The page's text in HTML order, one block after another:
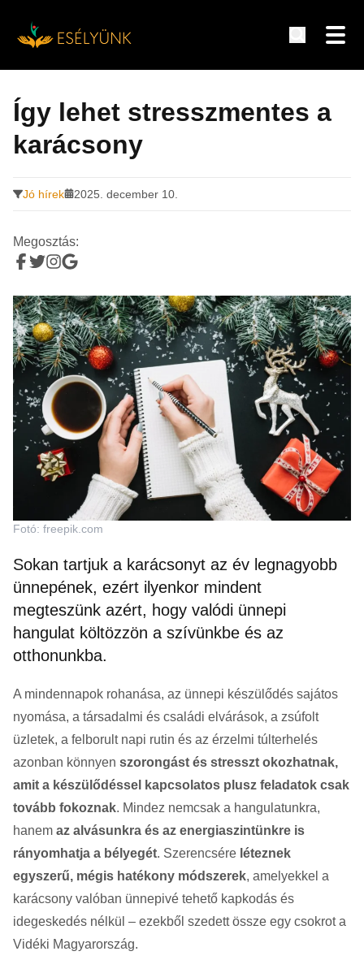
tartalomra
Így lehet stresszmentes a
karácsony
Jó hírek 2025. december 10.
Megosztás:
Fotó: freepik.com
Sokan tartjuk a karácsonyt az év legnagyobb
ünnepének, ezért ilyenkor mindent
megteszünk azért, hogy valódi ünnepi
hangulat költözzön a szívünkbe és az
otthonunkba.
A mindennapok rohanása, az ünnepi készülődés sajátos
nyomása, a társadalmi és családi elvárások, a zsúfolt
üzletek, a felborult napi rutin és az érzelmi túlterhelés
azonban könnyen szorongást és stresszt okozhatnak,
amit a készülődéssel kapcsolatos plusz feladatok csak
tovább fokoznak. Mindez nemcsak a hangulatunkra,
hanem az alvásunkra és az energiaszintünkre is
rányomhatja a bélyegét. Szerencsére léteznek
egyszerű, mégis hatékony módszerek, amelyekkel a
karácsony valóban ünnepivé tehető kapkodás és
idegeskedés nélkül – ezekből szedett össze egy csokrot a
Vidéki Magyarország.